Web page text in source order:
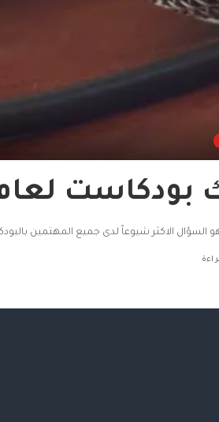
لعام 2026 – الدليل
شيوعاً لدى جميع المهتمين بالبودكاست والتعليق الصوتي لذا